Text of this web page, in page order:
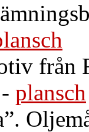
- plansch